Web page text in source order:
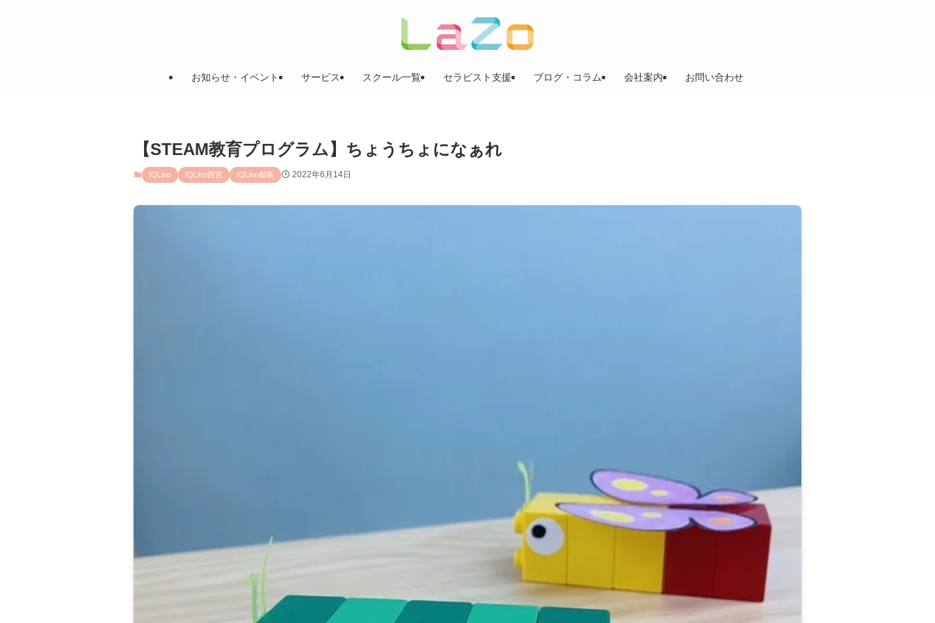
お知らせ・イベント サービス スクール一覧 セラピスト支援 ブログ・コラム 会社案内 お問い合わせ
【STEAM教育プログラム】ちょうちょになぁれ
IQLino IQLino西宮 IQLino都島 2022年6月14日